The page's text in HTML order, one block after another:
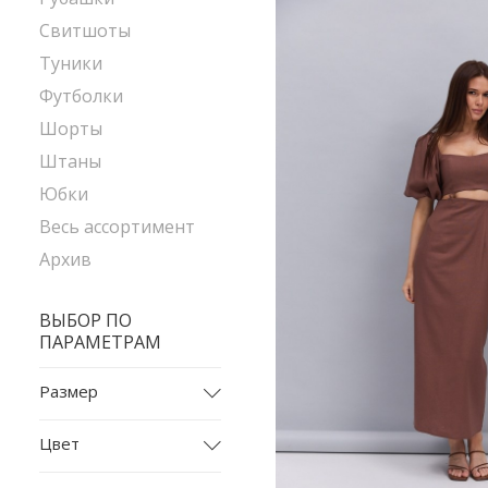
Свитшоты
Туники
Футболки
Шорты
Штаны
Юбки
Весь ассортимент
Архив
ВЫБОР ПО
ПАРАМЕТРАМ
Размер
Цвет